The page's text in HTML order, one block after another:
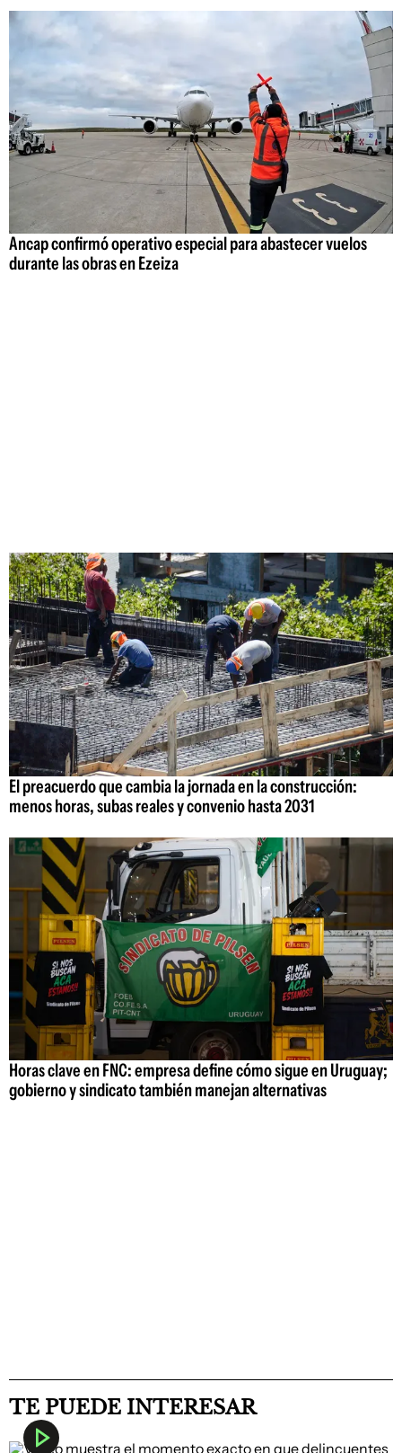
Ancap confirmó operativo especial para abastecer vuelos
durante las obras en Ezeiza
El preacuerdo que cambia la jornada en la construcción:
menos horas, subas reales y convenio hasta 2031
Horas clave en FNC: empresa define cómo sigue en Uruguay;
gobierno y sindicato también manejan alternativas
TE PUEDE INTERESAR